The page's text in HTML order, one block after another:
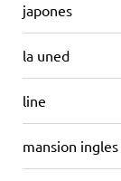
japones
la uned
line
mansion ingles